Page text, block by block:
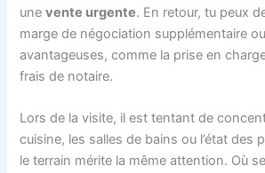
unevente urgente. En retour, tu peux
marge de négociation supplémentaire
avantageuses, comme la prise en
frais de notaire.
Lors de la visite, il est tentant de
cuisine, les salles de bains ou l’état des
le terrain mérite la même attention. Où